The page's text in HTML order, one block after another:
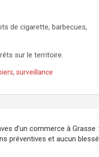
de cigarette, barbecues,
sur le territoire.
,surveillance
d’un commerce à Grasse :
préventives et aucun blessé